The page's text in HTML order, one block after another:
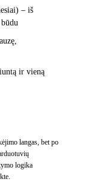
– iš
ir vieną
langas, bet po
logika